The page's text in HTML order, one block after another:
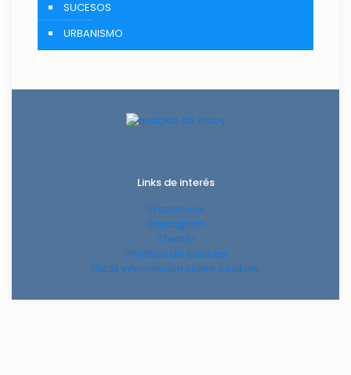
SUCESOS
URBANISMO
Links de interés
Facebook
Instagram
Twitter
Pólitica de cookies
Más información sobre cookies